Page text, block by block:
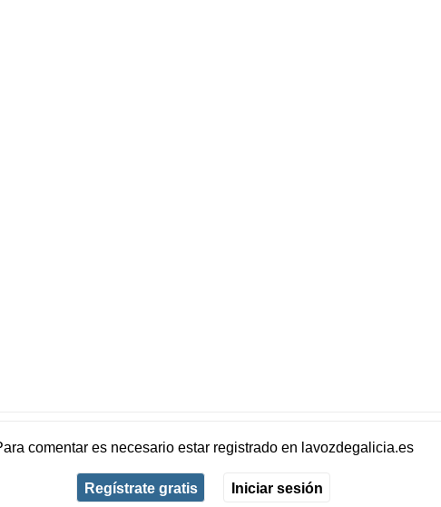
comentar es necesario estar registradoen lavozdegalicia.es
Regístrate gratis Iniciar sesión